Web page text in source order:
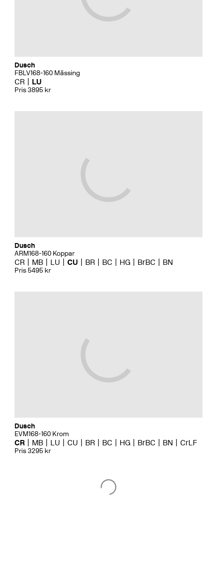
Dusch
FBLV168-160 Mässing
CR LU
Pris 3895 kr
Dusch
ARM168-160 Koppar
CR MB LU CU BR BC HG BrBC BN
Pris 5495 kr
Dusch
EVM168-160 Krom
CR MB LU CU BR BC HG BrBC BN CrLF
Pris 3295 kr